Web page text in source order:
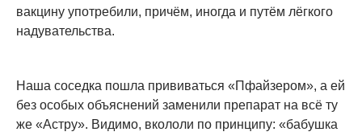
вакцину употребили, причём, иногда и путём лёгкого
надувательства.
Наша соседка пошла прививаться «Пфайзером», а ей
без особых объяснений заменили препарат на всё ту
же «Астру». Видимо, вкололи по принципу: «бабушка